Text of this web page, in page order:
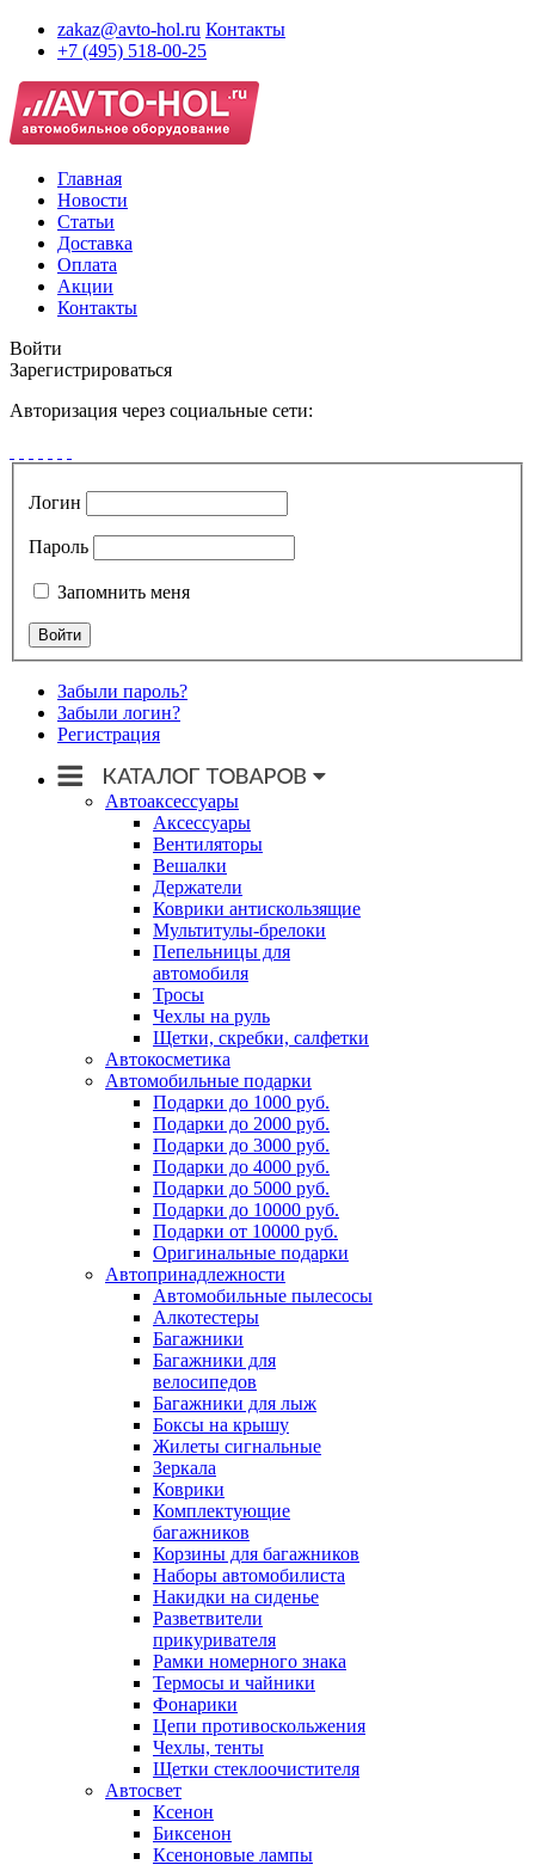
zakaz@avto-hol.ru Контакты
+7 (495) 518-00-25
Главная
Новости
Статьи
Доставка
Оплата
Акции
Контакты
Войти
Зарегистрироваться
Авторизация через социальные сети:
Логин
Пароль
Запомнить меня
Забыли пароль?
Забыли логин?
Регистрация
Автоаксессуары
Аксессуары
Вентиляторы
Вешалки
Держатели
Коврики антискользящие
Мультитулы-брелоки
Пепельницы для
автомобиля
Тросы
Чехлы на руль
Щетки, скребки, салфетки
Автокосметика
Автомобильные подарки
Подарки до 1000 руб.
Подарки до 2000 руб.
Подарки до 3000 руб.
Подарки до 4000 руб.
Подарки до 5000 руб.
Подарки до 10000 руб.
Подарки от 10000 руб.
Оригинальные подарки
Автопринадлежности
Автомобильные пылесосы
Алкотестеры
Багажники
Багажники для
велосипедов
Багажники для лыж
Боксы на крышу
Жилеты сигнальные
Зеркала
Коврики
Комплектующие
багажников
Корзины для багажников
Наборы автомобилиста
Накидки на сиденье
Разветвители
прикуривателя
Рамки номерного знака
Термосы и чайники
Фонарики
Цепи противоскольжения
Чехлы, тенты
Щетки стеклоочистителя
Автосвет
Ксенон
Биксенон
Ксеноновые лампы